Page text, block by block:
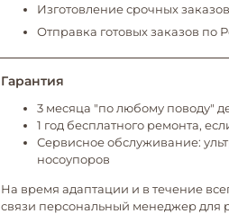
Изготовление срочных
Отправка готовых заказов по
Гарантия
3 месяца "по любому поводу"
1 год бесплатного ремонта,
Сервисное обслуживание:
носоупоров
На время адаптации и в течение
связи персональный менеджер